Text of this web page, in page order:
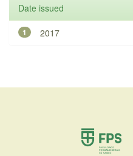
Date issued
1 2017